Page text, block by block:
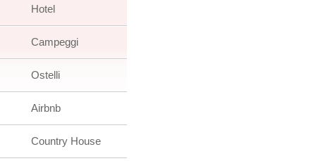
Hotel
Campeggi
Ostelli
Airbnb
Country House